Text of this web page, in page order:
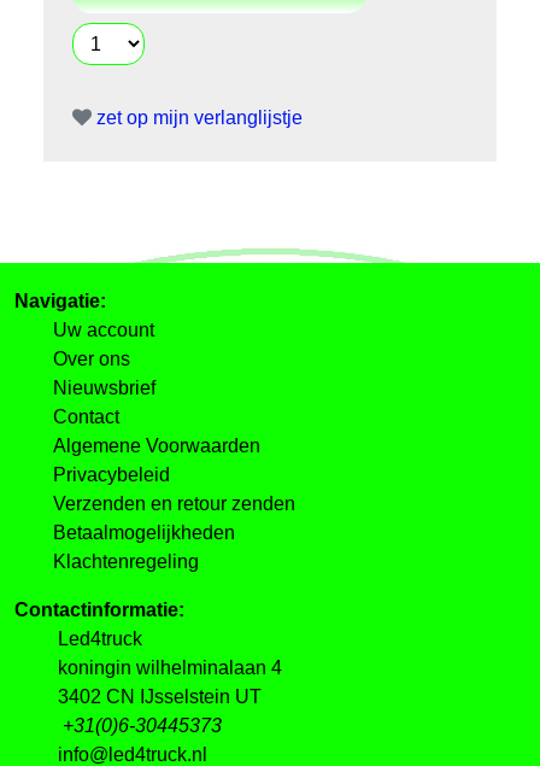
zet op mijn verlanglijstje
Navigatie:
Uw account
Over ons
Nieuwsbrief
Contact
Algemene Voorwaarden
Privacybeleid
Verzenden en retour zenden
Betaalmogelijkheden
Klachtenregeling
Contactinformatie:
Led4truck
koningin wilhelminalaan 4
3402 CN IJsselstein UT
+31(0)6-30445373
info@led4truck.nl